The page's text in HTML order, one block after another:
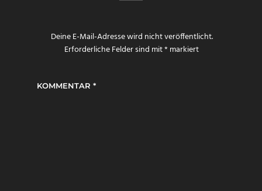
Deine E-Mail-Adresse wird nicht veröffentlicht.
Erforderliche Felder sind mit*markiert
KOMMENTAR *